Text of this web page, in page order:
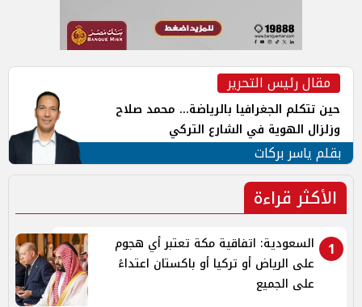
مقال رئيس التحرير
حين تتكلم الجغرافيا بالرياضة... محمد صلاح
وزلزال الهوية في الشارع التركي
بقلم ياسر بركات
الأكثر قراءة
1
السعودية: اتفاقية مكة تعتبر أي هجوم
على الرياض أو تركيا أو باكستان اعتداءً
على الجميع